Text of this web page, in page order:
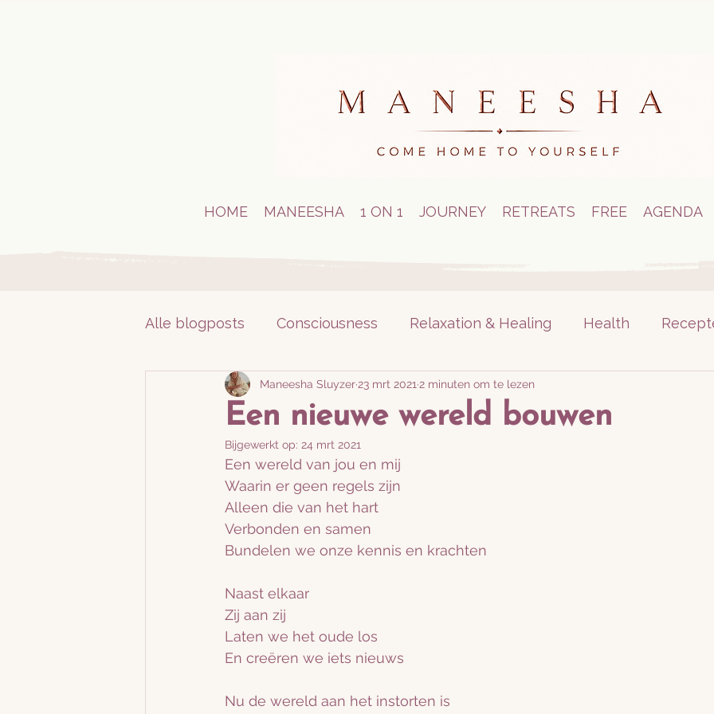
HOME MANEESHA 1 ON 1 JOURNEY RETREATS FREE AGENDA
Alle blogposts Consciousness Relaxation & Healing Health
Moederschap Qhht sessies Online Shop Maneesha
Een nieuwe wereld bouwen
Maneesha Sluyzer 23 mrt 2021 2 minuten om te lezen
Bijgewerkt op: 24 mrt 2021
Een wereld van jou en mij
Waarin er geen regels zijn
Alleen die van het hart
Verbonden en samen
Bundelen we onze kennis en krachten
Naast elkaar
Zij aan zij
Laten we het oude los
En creëren we iets nieuws
Nu de wereld aan het instorten is